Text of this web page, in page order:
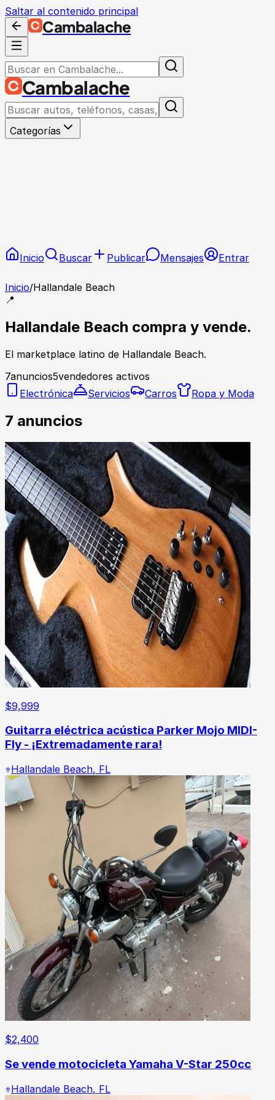
Saltar al contenido principal
Cambalache
Cambalache
Categorías
Inicio Buscar Publicar Mensajes Entrar
Inicio/Hallandale Beach
📍
Hallandale Beach compra y vende.
El marketplace latino de Hallandale Beach.
7anuncios5vendedores activos
Electrónica
Servicios Carros Ropa y Moda
7 anuncios
$9,999
Guitarra eléctrica acústica Parker Mojo MIDI-
Fly - ¡Extremadamente rara!
Hallandale Beach, FL
$2,400
Se vende motocicleta Yamaha V-Star 250cc
Hallandale Beach, FL